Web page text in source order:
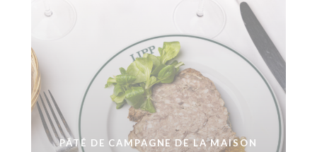
PÂTÉ DE CAMPAGNE DE LA MAISON